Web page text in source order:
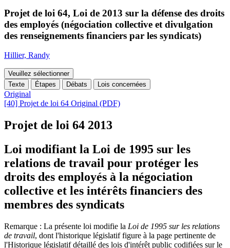
Projet de loi 64, Loi de 2013 sur la défense des droits
des employés (négociation collective et divulgation
des renseignements financiers par les syndicats)
Hillier, Randy
Veuillez sélectionner
Texte
Étapes Débats Lois concernées
Original
[40] Projet de loi 64 Original (PDF)
Projet de loi 64 2013
Loi modifiant la Loi de 1995 sur les
relations de travail pour protéger les
droits des employés à la négociation
collective et les intérêts financiers des
membres des syndicats
Remarque : La présente loi modifie la Loi de 1995 sur les relations
de travail, dont l'historique législatif figure à la page pertinente de
l'Historique législatif détaillé des lois d'intérêt public codifiées sur le